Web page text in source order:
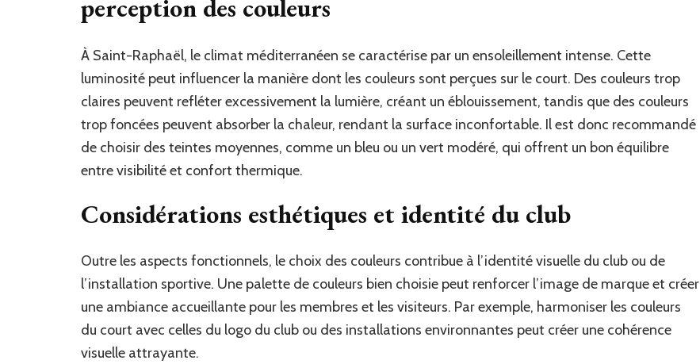
perception des couleurs
À Saint-Raphaël, le climat méditerranéen se caractérise par un ensoleillement intense. Cette
luminosité peut influencer la manière dont les couleurs sont perçues sur le court. Des couleurs trop
claires peuvent refléter excessivement la lumière, créant un éblouissement, tandis que des couleurs
trop foncées peuvent absorber la chaleur, rendant la surface inconfortable. Il est donc recommandé
de choisir des teintes moyennes, comme un bleu ou un vert modéré, qui offrent un bon équilibre
entre visibilité et confort thermique.
Considérations esthétiques et identité du club
Outre les aspects fonctionnels, le choix des couleurs contribue à l’identité visuelle du club ou de
l’installation sportive. Une palette de couleurs bien choisie peut renforcer l’image de marque et créer
une ambiance accueillante pour les membres et les visiteurs. Par exemple, harmoniser les couleurs
du court avec celles du logo du club ou des installations environnantes peut créer une cohérence
visuelle attrayante.